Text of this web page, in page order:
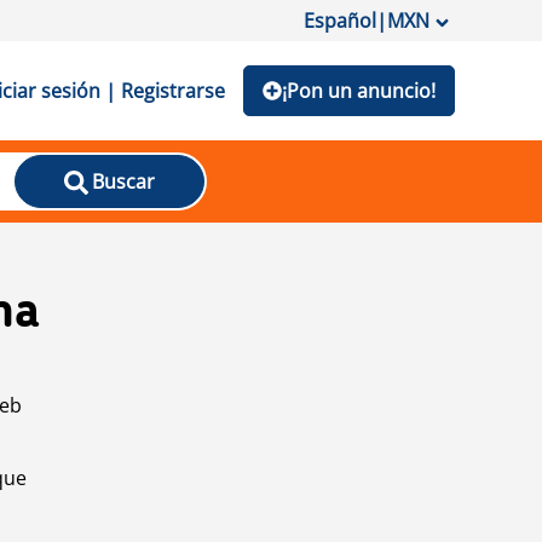
Español|MXN
sesión | Registrarse ¡Pon un anuncio!
Buscar